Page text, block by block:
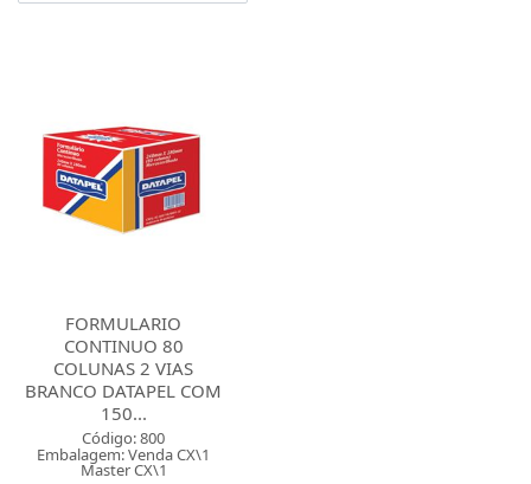
FORMULARIO
CONTINUO 80
COLUNAS 2 VIAS
BRANCO DATAPEL COM
150...
Código: 800
Embalagem: Venda CX\1
Master CX\1